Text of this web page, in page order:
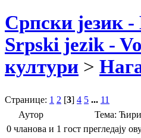
Српски језик
Srpski jezik -
култури >
Странице: 1 2 [3] 4 5 ... 11
Аутор
Тема:
0 чланова и 1 гост прегледају